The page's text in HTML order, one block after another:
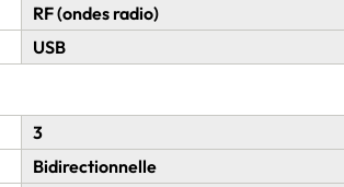
RF (ondes radio)
USB
3
Bidirectionnelle